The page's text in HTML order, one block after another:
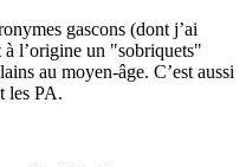
gascons (dont j’ai
à l’origine un "sobriquets"
au moyen-âge. C’est aussi
les PA.